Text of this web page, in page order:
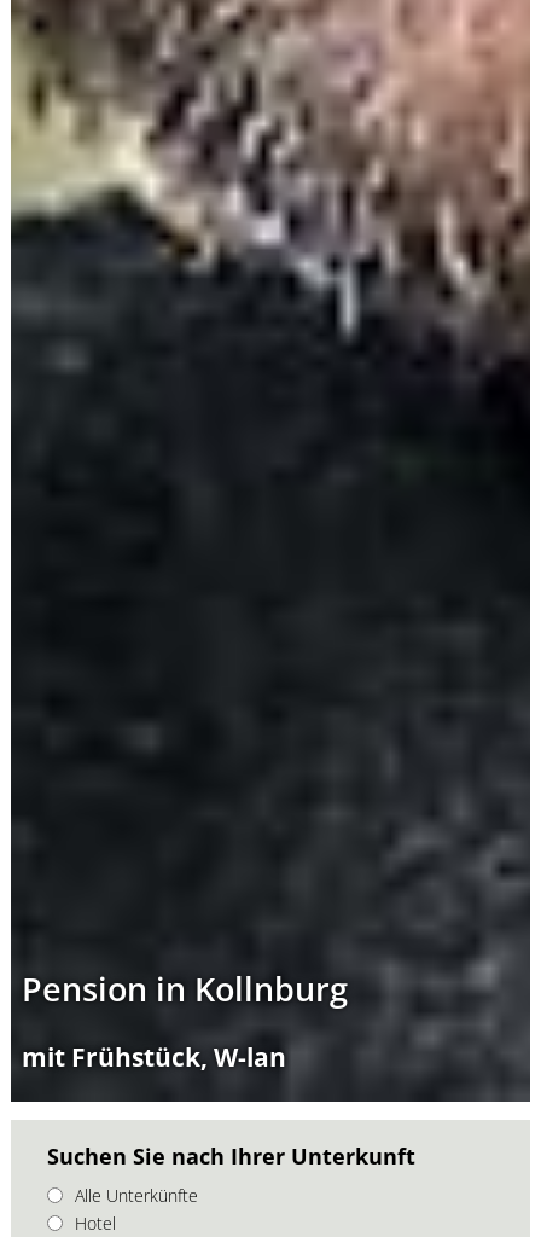
Pension in Kollnburg
mit Frühstück, W-lan
Suchen Sie nach Ihrer Unterkunft
Alle Unterkünfte
Hotel